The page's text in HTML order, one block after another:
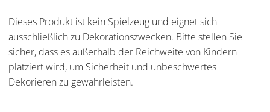
Dieses Produkt ist kein Spielzeug und eignet sich
ausschließlich zu Dekorationszwecken. Bitte stellen Sie
sicher, dass es außerhalb der Reichweite von Kindern
platziert wird, um Sicherheit und unbeschwertes
Dekorieren zu gewährleisten.